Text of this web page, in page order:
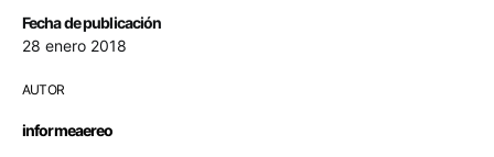
Fecha de publicación
28 enero 2018
AUTOR
informeaereo